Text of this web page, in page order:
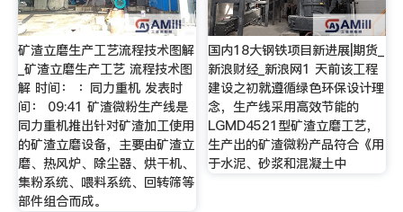
矿渣立磨生产工艺流程技术图解
_矿渣立磨生产工艺 流程技术图
解 时间： ：同力重机 发表时
间： 09:41 矿渣微粉生产线是
同力重机推出针对矿渣加工使用
的矿渣立磨设备，主要由矿渣立
磨、热风炉、除尘器、烘干机、
集粉系统、喂料系统、回转筛等
部件组合而成。
国内18大钢铁项目新进展|期货_
新浪财经_新浪网1 天前该工程
建设之初就遵循绿色环保设计理
念，生产线采用高效节能的
LGMD4521型矿渣立磨工艺，
生产出的矿渣微粉产品符合《用
于水泥、砂浆和混凝土中